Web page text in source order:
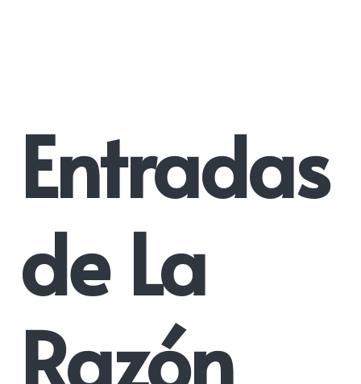
Entradas
de La
Razón